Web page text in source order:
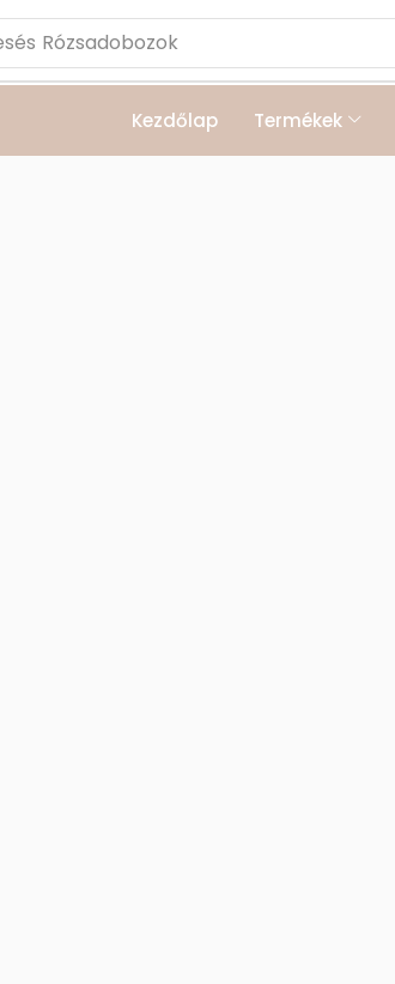
Rózsadobozok
Kezdőlap Termékek